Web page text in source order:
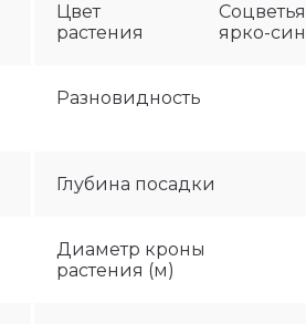
Цвет
растения
ярко-
Разновидность
Глубина посадки
Диаметр кроны
растения (м)